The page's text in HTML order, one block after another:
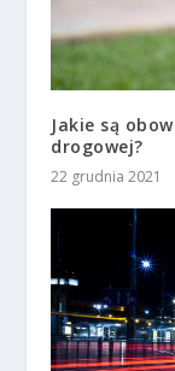
Jakie są
drogowej?
22 grudnia 2021